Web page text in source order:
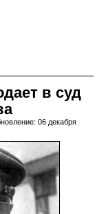
в суд
06 декабря